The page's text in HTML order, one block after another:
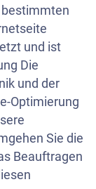
bestimmten
und ist
Die
und der
Optimierung
Sie die
Beauftragen